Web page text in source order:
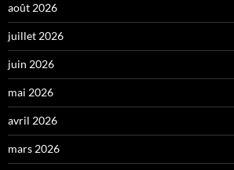
août 2026
juillet 2026
juin 2026
mai 2026
avril 2026
mars 2026